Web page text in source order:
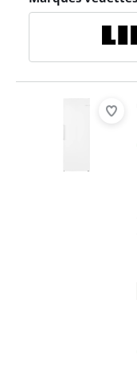
La note est de 9,4 sur
s'ouvre dans un nouvel